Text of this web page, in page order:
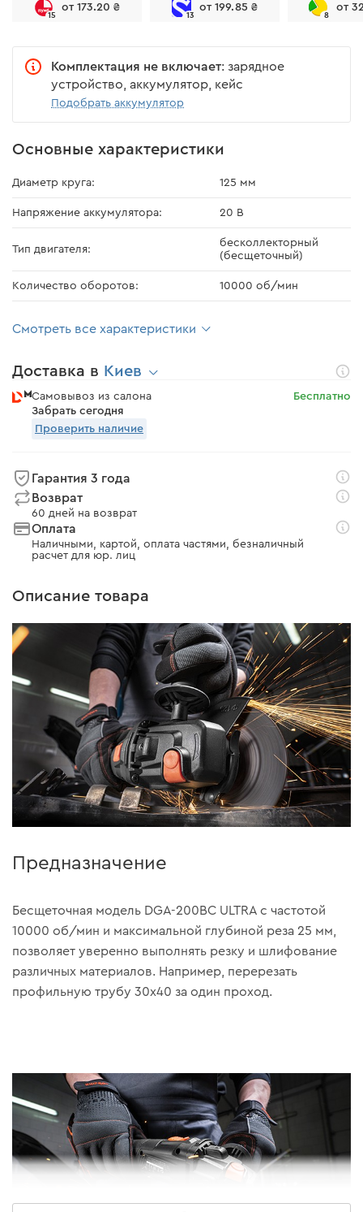
15
от 173.20 ₴
13
от 199.85 ₴
8
от
Комплектация не включает: зарядное
устройство, аккумулятор, кейс
Подобрать аккумулятор
Основные характеристики
Диаметр круга: 125 мм
Напряжение аккумулятора: 20 В
Тип двигателя:
бесколлекторный
(бесщеточный)
Количество оборотов: 10000 об/мин
Смотреть все характеристики
Доставка в Киев
Самовывоз из салона
Забрать сегодня
Бесплатно
Проверить наличие
Гарантия 3 года
Возврат
60 дней на возврат
Оплата
Наличными, картой, оплата частями, безналичный
расчет для юр. лиц
Описание товара
Предназначение
Бесщеточная модель DGA-200BC ULTRA c частотой
10000 об/мин и максимальной глубиной реза 25 мм,
позволяет уверенно выполнять резку и шлифование
различных материалов. Например, перерезать
профильную трубу 30х40 за один проход.